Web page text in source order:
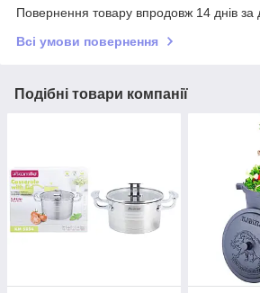
Повернення товару впродовж 14 днів за
Всі умови повернення
Подібні товари компанії